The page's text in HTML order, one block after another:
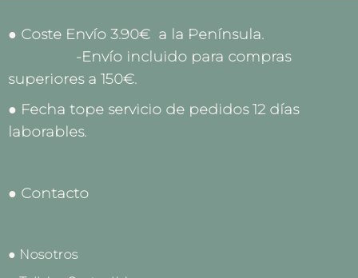
● Coste Envío 3.90€ a la Península.
-Envío incluido para compras
superiores a 150€.
● Fecha tope servicio de pedidos 12 días
laborables.
● Contacto
● Nosotros